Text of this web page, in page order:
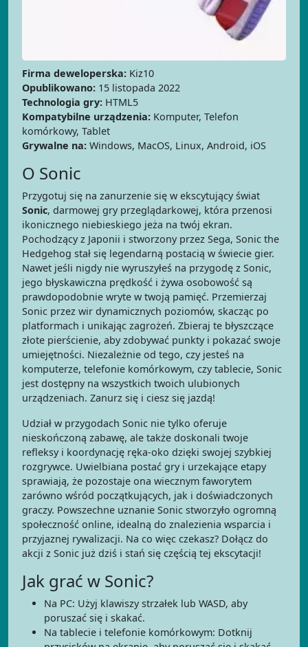
Firma deweloperska: Kiz10
Opublikowano: 15 listopada 2022
Technologia gry: HTML5
Kompatybilne urządzenia: Komputer, Telefon
komórkowy, Tablet
Grywalne na: Windows, MacOS, Linux, Android, iOS
O Sonic
Przygotuj się na zanurzenie się w ekscytujący świat
Sonic, darmowej gry przeglądarkowej, która przenosi
ikonicznego niebieskiego jeża na twój ekran.
Pochodzący z Japonii i stworzony przez Sega, Sonic the
Hedgehog stał się legendarną postacią w świecie gier.
Nawet jeśli nigdy nie wyruszyłeś na przygodę z Sonic,
jego błyskawiczna prędkość i żywa osobowość są
prawdopodobnie wryte w twoją pamięć. Przemierzaj
Sonic przez wir dynamicznych poziomów, skacząc po
platformach i unikając zagrożeń. Zbieraj te błyszczące
złote pierścienie, aby zdobywać punkty i pokazać swoje
umiejętności. Niezależnie od tego, czy jesteś na
komputerze, telefonie komórkowym, czy tablecie, Sonic
jest dostępny na wszystkich twoich ulubionych
urządzeniach. Zanurz się i ciesz się jazdą!
Udział w przygodach Sonic nie tylko oferuje
nieskończoną zabawę, ale także doskonali twoje
refleksy i koordynację ręka-oko dzięki swojej szybkiej
rozgrywce. Uwielbiana postać gry i urzekające etapy
sprawiają, że pozostaje ona wiecznym faworytem
zarówno wśród początkujących, jak i doświadczonych
graczy. Powszechne uznanie Sonic stworzyło ogromną
społeczność online, idealną do znalezienia wsparcia i
przyjaznej rywalizacji. Na co więc czekasz? Dołącz do
akcji z Sonic już dziś i stań się częścią tej ekscytacji!
Jak grać w Sonic?
Na PC: Użyj klawiszy strzałek lub WASD, aby
poruszać się i skakać.
Na tablecie i telefonie komórkowym: Dotknij